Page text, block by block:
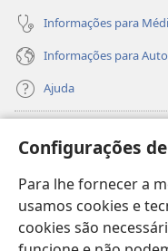
Configurações
Para lhe fornecer a
usamos cookies e
cookies são
Informações para
Informações para
Ajuda
(abre
nova
janela)
Biblioteca On-line da
(abre
nova
janela)JW Hub
(abre